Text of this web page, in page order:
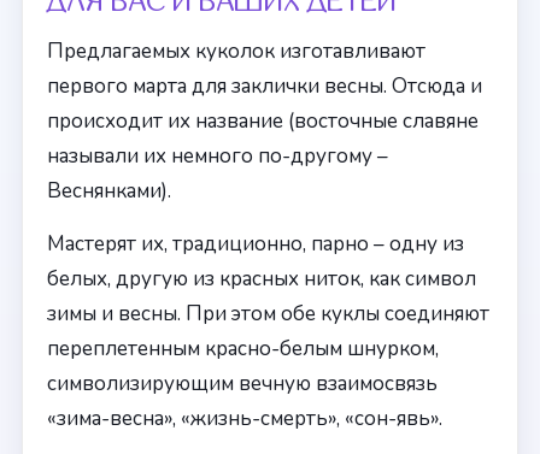
Предлагаемых куколок изготавливают
первого марта для заклички весны. Отсюда и
происходит их название (восточные славяне
называли их немного по-другому –
Веснянками).
Мастерят их, традиционно, парно – одну из
белых, другую из красных ниток, как символ
зимы и весны. При этом обе куклы соединяют
переплетенным красно-белым шнурком,
символизирующим вечную взаимосвязь
«зима-весна», «жизнь-смерть», «сон-явь».